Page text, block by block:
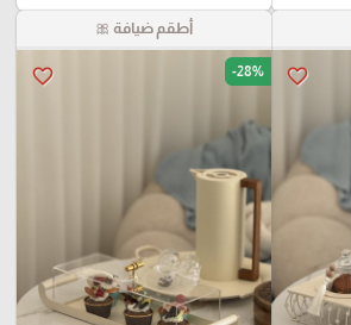
favorite_border
أطقم ضيافة 🎀
favorite_border -28%